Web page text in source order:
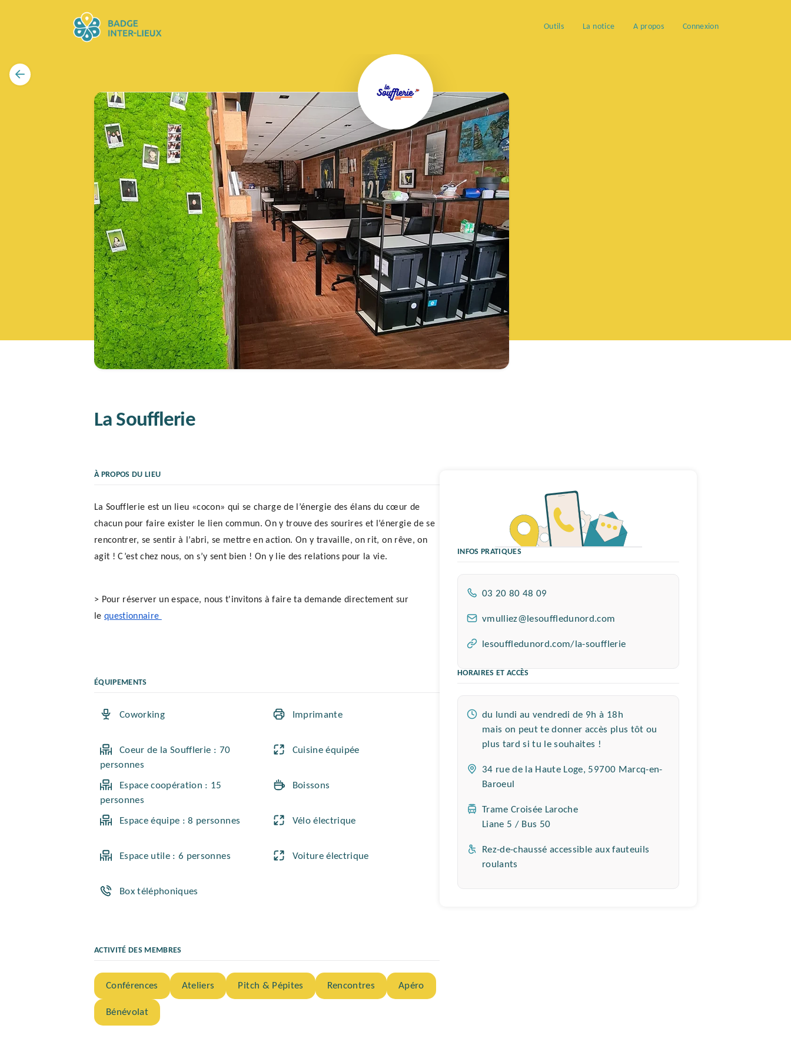
Outils La notice A propos Connexion
La Soufflerie
À PROPOS DU LIEU
La Soufflerie est un lieu «cocon» qui se charge de l’énergie des élans du cœur de
chacun pour faire exister le lien commun. On y trouve des sourires et l’énergie de se
rencontrer, se sentir à l’abri, se mettre en action. On y travaille, on rit, on rêve, on
agit ! C’est chez nous, on s’y sent bien ! On y lie des relations pour la vie.
> Pour réserver un espace, nous t'invitons à faire ta demande directement sur
le questionnaire
ÉQUIPEMENTS
Coworking
Coeur de la Soufflerie : 70
personnes
Espace coopération : 15
personnes
Espace équipe : 8 personnes
Espace utile : 6 personnes
Box téléphoniques
Imprimante
Cuisine équipée
Boissons
Vélo électrique
Voiture électrique
ACTIVITÉ DES MEMBRES
Conférences Ateliers Pitch & Pépites Rencontres Apéro
Bénévolat
INFOS PRATIQUES
Téléphone :
03 20 80 48 09
Email :
vmulliez@lesouffledunord.com
Site web :
lesouffledunord.com/la-soufflerie
HORAIRES ET ACCÈS
Horaires :
du lundi au vendredi de 9h à 18h
mais on peut te donner accès plus tôt ou
plus tard si tu le souhaites !
Adresse :
34 rue de la Haute Loge, 59700 Marcq-en-
Baroeul
Transports en commun :
Trame Croisée Laroche
Liane 5 / Bus 50
Accessibilité :
Rez-de-chaussé accessible aux fauteuils
roulants